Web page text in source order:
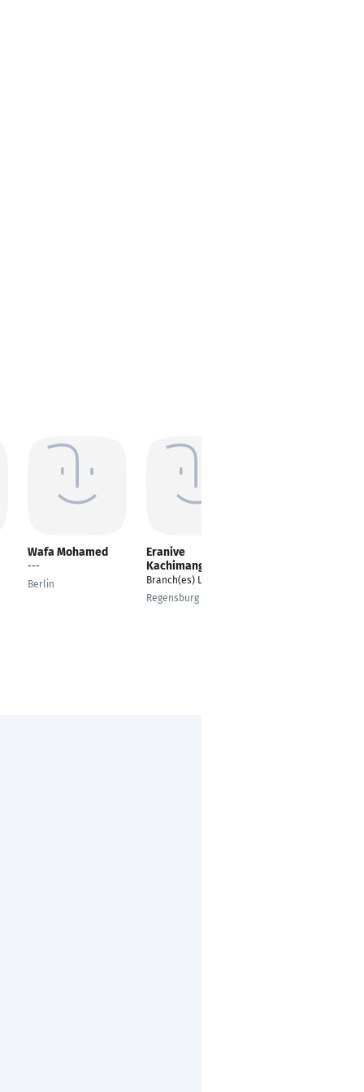
Wafa Mohamed
---
Berlin
Eranive
Kachimanga
Branch(es) Lead
Regensburg